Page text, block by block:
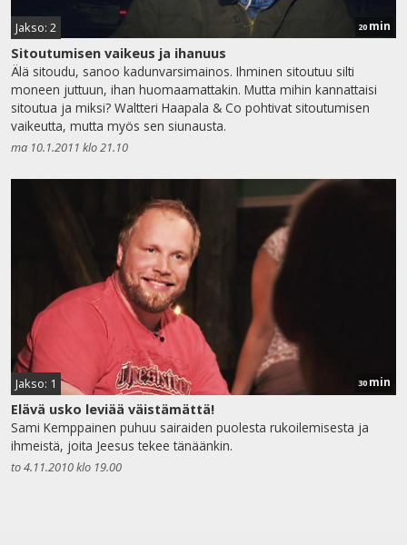
Jakso: 2 20 min
Sitoutumisen vaikeus ja ihanuus
Älä sitoudu, sanoo kadunvarsimainos. Ihminen sitoutuu silti
moneen juttuun, ihan huomaamattakin. Mutta mihin kannattaisi
sitoutua ja miksi? Waltteri Haapala & Co pohtivat sitoutumisen
vaikeutta, mutta myös sen siunausta.
ma 10.1.2011 klo 21.10
Jakso: 1 30 min
Elävä usko leviää väistämättä!
Sami Kemppainen puhuu sairaiden puolesta rukoilemisesta ja
ihmeistä, joita Jeesus tekee tänäänkin.
to 4.11.2010 klo 19.00